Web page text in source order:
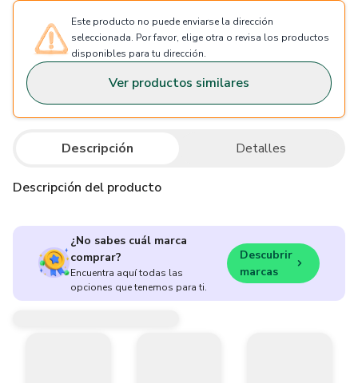
Este producto no puede enviarse la dirección
seleccionada. Por favor, elige otra o revisa los productos
disponibles para tu dirección.
Ver productos similares
Descripción Detalles
Descripción del producto
¿No sabes cuál marca
comprar?
Encuentra aquí todas las
opciones que tenemos para ti.
Descubrir
marcas